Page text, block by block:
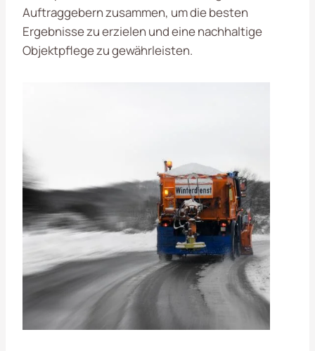
Auftraggebern zusammen, um die besten
Ergebnisse zu erzielen und eine nachhaltige
Objektpflege zu gewährleisten.